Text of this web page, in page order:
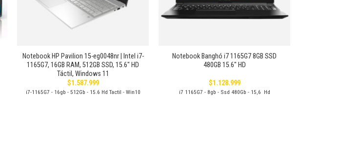
Notebook HP Pavilion 15-eg0048nr | Intel i7-
1165G7, 16GB RAM, 512GB SSD, 15.6″ HD
Táctil, Windows 11
$1.587.999
i7-1165G7 - 16gb - 512Gb - 15.6 Hd Tactil - Win10
Notebook Banghó i7 1165G7 8GB SSD
480GB 15.6″ HD
$1.128.999
i7 1165G7 - 8gb - Ssd 480Gb - 15,6 Hd